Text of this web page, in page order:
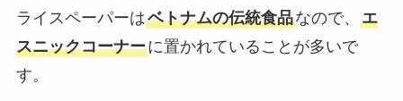
ライスペーパーはベトナムの伝統食品なので、 エ
スニックコーナーに置かれていることが多いで
す。